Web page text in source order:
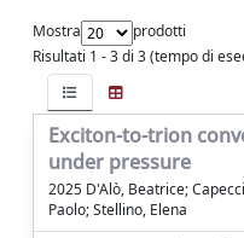
Mostra
prodotti
Risultati 1 - 3 di 3 (tempo di
Exciton-to-trion
under pressure
2025 D'Alò, Beatrice;
Paolo; Stellino, Elena